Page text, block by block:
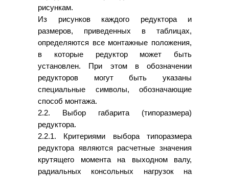
рисункам.
Из рисунков каждого редуктора и
размеров, приведенных в таблицах,
определяются все монтажные положения,
в которые редуктор может быть
установлен. При этом в обозначении
редукторов могут быть указаны
специальные символы, обозначающие
способ монтажа.
2.2. Выбор габарита (типоразмера)
редуктора.
2.2.1. Критериями выбора типоразмера
редуктора являются расчетные значения
крутящего момента на выходном валу,
радиальных консольных нагрузок на